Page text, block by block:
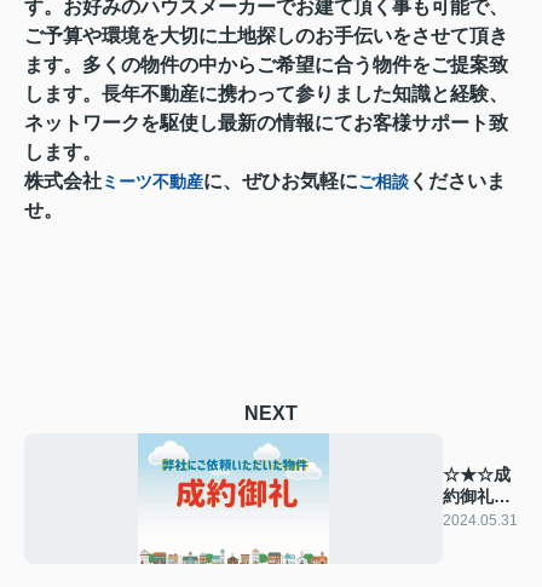
す。お好みのハウスメーカーでお建て頂く事も可能で、
ご予算や環境を大切に土地探しのお手伝いをさせて頂き
ます。多くの物件の中からご希望に合う物件をご提案致
します。長年不動産に携わって参りました知識と経験、
ネットワークを駆使し最新の情報にてお客様サポート致
します。
株式会社ミーツ不動産に、ぜひお気軽にご相談 くださいま
せ。
NEXT
☆★☆成
約御礼
☆★☆
2024.05.31